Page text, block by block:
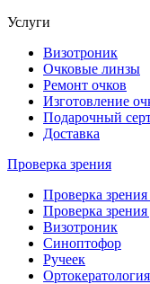
Услуги
Визотроник
Очковые линзы
Ремонт очков
Изготовление
Подарочный
Доставка
Проверка зрения
Проверка
Проверка
Визотроник
Синоптофор
Ручеек
Ортокератология